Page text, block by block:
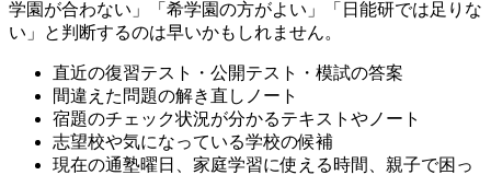
学園が合わない」「希学園の方がよい」「日能研では足りな
い」と判断するのは早いかもしれません。
直近の復習テスト・公開テスト・模試の答案
間違えた問題の解き直しノート
宿題のチェック状況が分かるテキストやノート
志望校や気になっている学校の候補
現在の通塾曜日、家庭学習に使える時間、親子で困っ